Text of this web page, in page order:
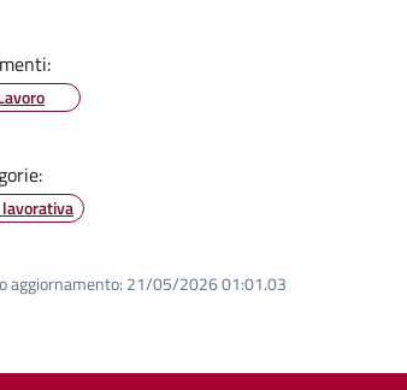
aggiornamento: 21/05/2026 01:01.03